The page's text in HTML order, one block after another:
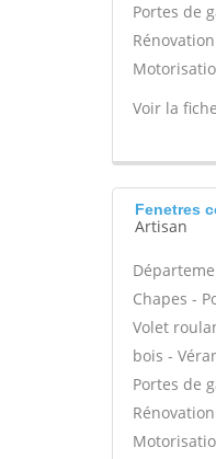
Portes de
Voir la
Fenetres
Artisan
Chapes -
Volet
bois -
Portes de